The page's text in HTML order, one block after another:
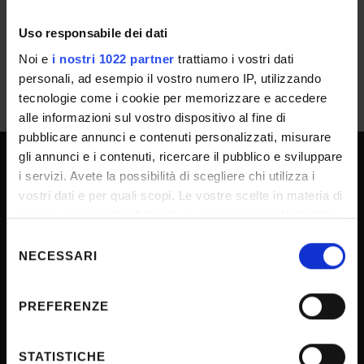
Uso responsabile dei dati
Noi e i nostri 1022 partner trattiamo i vostri dati
personali, ad esempio il vostro numero IP, utilizzando
tecnologie come i cookie per memorizzare e accedere
alle informazioni sul vostro dispositivo al fine di
pubblicare annunci e contenuti personalizzati, misurare
gli annunci e i contenuti, ricercare il pubblico e sviluppare
i servizi. Avete la possibilità di scegliere chi utilizza i
vostri dati e per quali scopi. Le vostre scelte in materia di
privacy sono applicabili solo su questa proprietà digitale
modificare o revocare il proprio consenso in qualsiasi
momento dalla Dichiarazione sui cookie o facendo clic
raccogliere informazioni sulla tua posizione
delNECESSARI
PREFERENZE
STATISTICHE
UNIVERSITY SERVICES
Job vacancies
Notifications